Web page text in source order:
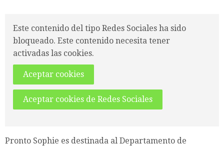
Este contenido del tipo Redes Sociales ha sido
bloqueado. Este contenido necesita tener
activadas las cookies.
Aceptar cookies
Aceptar cookies de Redes Sociales
Pronto Sophie es destinada al Departamento de